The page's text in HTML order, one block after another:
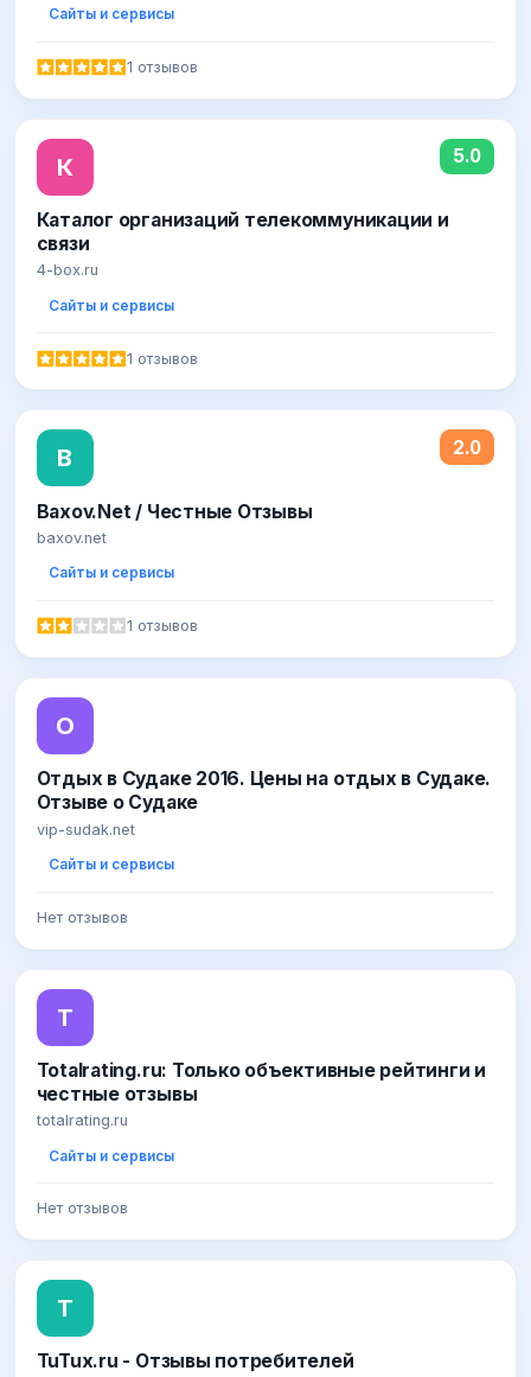
Сайты и сервисы
1 отзывов
К 5.0
Каталог организаций телекоммуникации и
связи
4-box.ru
Сайты и сервисы
1 отзывов
B 2.0
Baxov.Net / Честные Отзывы
baxov.net
Сайты и сервисы
1 отзывов
О
Отдых в Судаке 2016. Цены на отдых в Судаке.
Отзыве о Судаке
vip-sudak.net
Сайты и сервисы
Нет отзывов
T
Totalrating.ru: Только объективные рейтинги и
честные отзывы
totalrating.ru
Сайты и сервисы
Нет отзывов
T
TuTux.ru - Отзывы потребителей